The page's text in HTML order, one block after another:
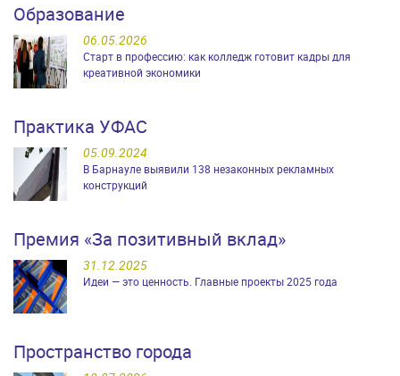
Образование
06.05.2026
Старт в профессию: как колледж готовит кадры для
креативной экономики
Практика УФАС
05.09.2024
В Барнауле выявили 138 незаконных рекламных
конструкций
Премия «За позитивный вклад»
31.12.2025
Идеи — это ценность. Главные проекты 2025 года
Пространство города